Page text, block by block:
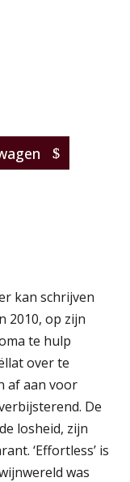
kan schrijven
2010, op zijn
te hulp
over te
af aan voor
De
losheid, zijn
‘Effortless’ is
was